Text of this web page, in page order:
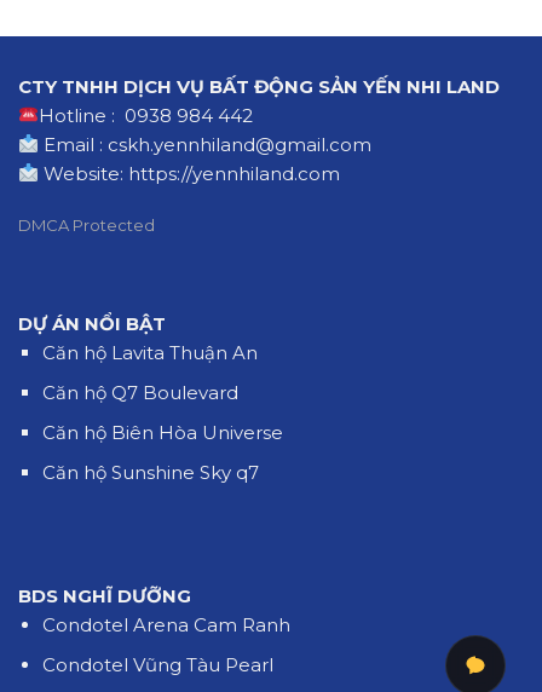
CTY TNHH DỊCH VỤ BẤT ĐỘNG SẢN YẾN NHI LAND
Hotline : 0938 984 442
Email : cskh.yennhiland@gmail.com
Website: https://yennhiland.com
DMCA Protected
DỰ ÁN NỔI BẬT
Căn hộ Lavita Thuận An
Căn hộ Q7 Boulevard
Căn hộ Biên Hòa Universe
Căn hộ Sunshine Sky q7
BDS NGHĨ DƯỠNG
Condotel Arena Cam Ranh
Condotel Vũng Tàu Pearl